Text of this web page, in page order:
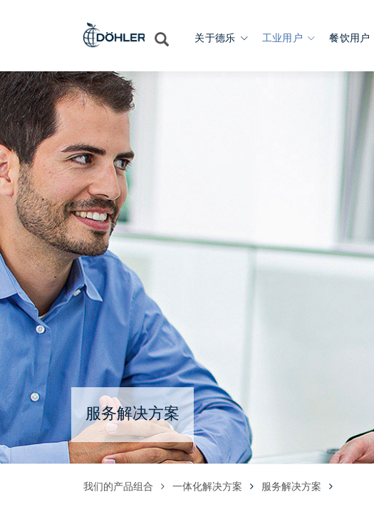
关于德乐 工业用户 餐饮用户
服务解决方案
我们的产品组合 一体化解决方案 服务解决方案